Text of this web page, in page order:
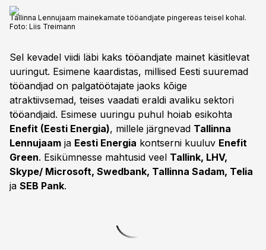
Tallinna Lennujaam mainekamate tööandjate pingereas teisel kohal.
Foto: Liis Treimann
Sel kevadel viidi läbi kaks tööandjate mainet käsitlevat
uuringut. Esimene kaardistas, millised Eesti suuremad
tööandjad on palgatöötajate jaoks kõige
atraktiivsemad, teises vaadati eraldi avaliku sektori
tööandjaid. Esimese uuringu puhul hoiab esikohta
Enefit (Eesti Energia), millele järgnevad Tallinna
Lennujaam ja Eesti Energia kontserni kuuluv Enefit
Green. Esikümnesse mahtusid veel Tallink, LHV,
Skype/ Microsoft, Swedbank, Tallinna Sadam, Telia
ja SEB Pank.